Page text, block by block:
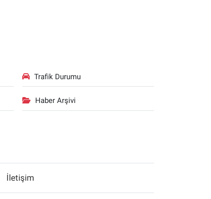
Trafik Durumu
Haber Arşivi
İletişim